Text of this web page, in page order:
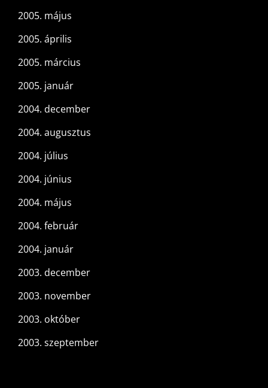
2005. május
2005. április
2005. március
2005. január
2004. december
2004. augusztus
2004. július
2004. június
2004. május
2004. február
2004. január
2003. december
2003. november
2003. október
2003. szeptember